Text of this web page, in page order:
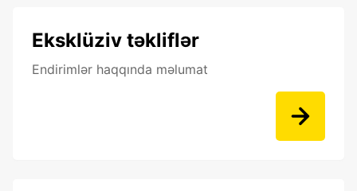
Eksklüziv təkliflər
Endirimlər haqqında məlumat